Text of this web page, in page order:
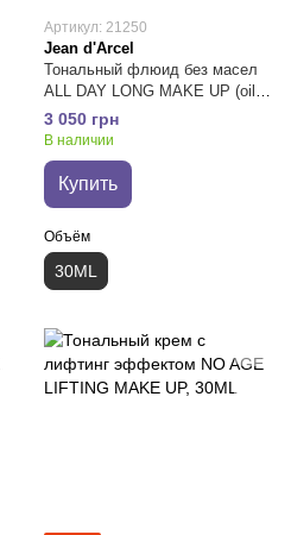
Артикул: 21250
Jean d'Arcel
Тональный флюид без масел
ALL DAY LONG MAKE UP (oil
free)
3 050 грн
В наличии
Купить
Объём
30ML